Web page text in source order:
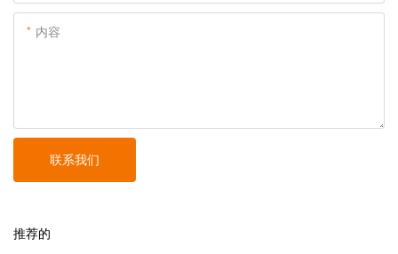
内容
联系我们
推荐的